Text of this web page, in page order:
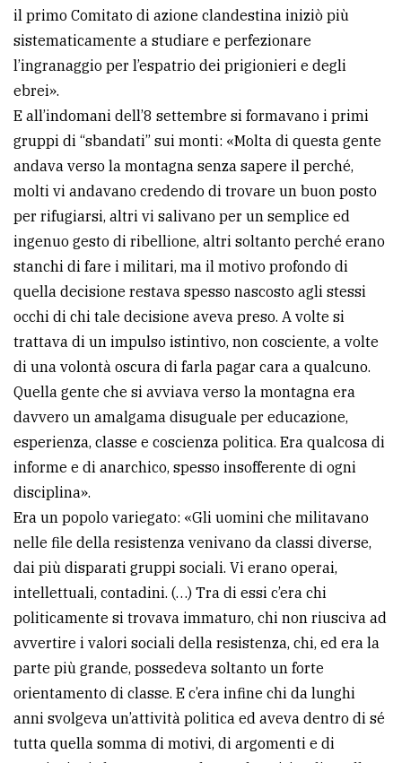
il primo Comitato di azione clandestina iniziò più
sistematicamente a studiare e perfezionare
l’ingranaggio per l’espatrio dei prigionieri e degli
ebrei».
E all’indomani dell’8 settembre si formavano i primi
gruppi di “sbandati” sui monti: «Molta di questa gente
andava verso la montagna senza sapere il perché,
molti vi andavano credendo di trovare un buon posto
per rifugiarsi, altri vi salivano per un semplice ed
ingenuo gesto di ribellione, altri soltanto perché erano
stanchi di fare i militari, ma il motivo profondo di
quella decisione restava spesso nascosto agli stessi
occhi di chi tale decisione aveva preso. A volte si
trattava di un impulso istintivo, non cosciente, a volte
di una volontà oscura di farla pagar cara a qualcuno.
Quella gente che si avviava verso la montagna era
davvero un amalgama disuguale per educazione,
esperienza, classe e coscienza politica. Era qualcosa di
informe e di anarchico, spesso insofferente di ogni
disciplina».
Era un popolo variegato: «Gli uomini che militavano
nelle file della resistenza venivano da classi diverse,
dai più disparati gruppi sociali. Vi erano operai,
intellettuali, contadini. (…) Tra di essi c’era chi
politicamente si trovava immaturo, chi non riusciva ad
avvertire i valori sociali della resistenza, chi, ed era la
parte più grande, possedeva soltanto un forte
orientamento di classe. E c’era infine chi da lunghi
anni svolgeva un’attività politica ed aveva dentro di sé
tutta quella somma di motivi, di argomenti e di